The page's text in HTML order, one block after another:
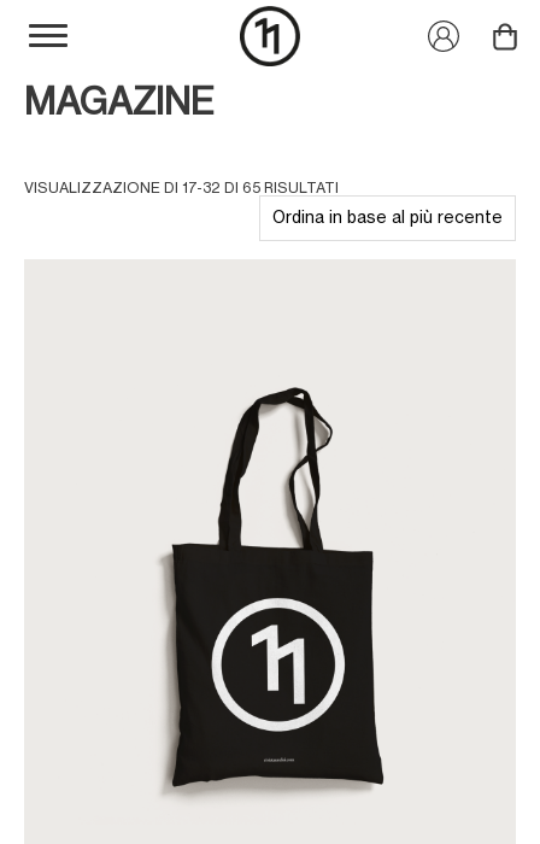
MAGAZINE
VISUALIZZAZIONE DI 17-32 DI 65 RISULTATI